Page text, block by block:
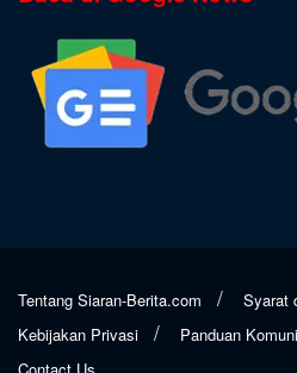
Tentang Siaran-Berita.com
Syarat
Kebijakan Privasi
Panduan